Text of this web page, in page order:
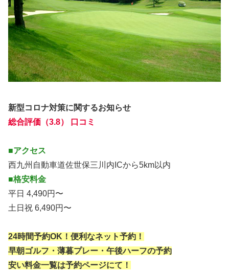
新型コロナ対策に関するお知らせ
総合評価（3.8） 口コミ
■アクセス
西九州自動車道佐世保三川内ICから5km以内
■格安料金
平日 4,490円〜
土日祝 6,490円〜
24時間予約OK！便利なネット予約！
早朝ゴルフ・薄暮プレー・午後ハーフの予約
安い料金一覧は予約ページにて！